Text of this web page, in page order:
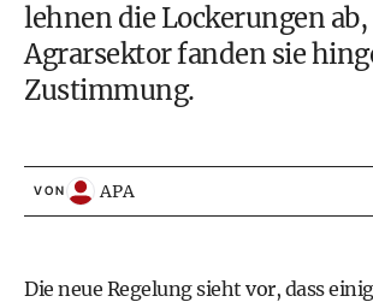
lehnen die Lockerungen
Agrarsektor fanden sie
Zustimmung.
VON APA
Die neue Regelung sieht vor, dass